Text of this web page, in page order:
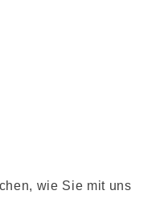
wie Sie mit uns